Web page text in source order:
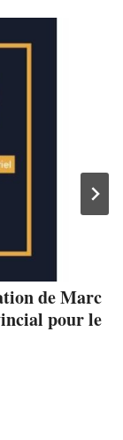
de Marc
pour le